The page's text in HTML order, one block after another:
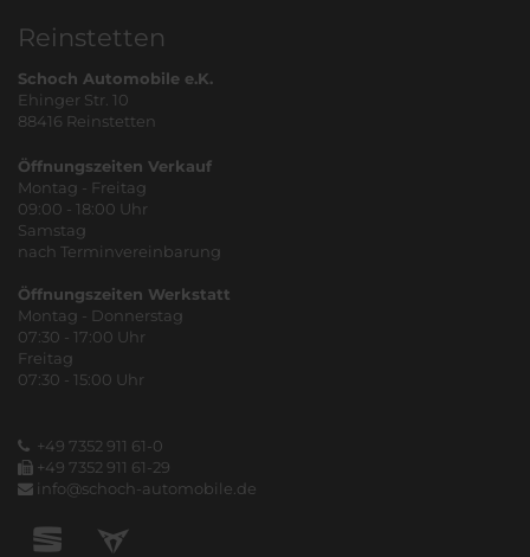
Reinstetten
Schoch Automobile e.K.
Ehinger Str. 10
88416 Reinstetten
Öffnungszeiten Verkauf
Montag - Freitag
09:00 - 18:00 Uhr
Samstag
nach Terminvereinbarung
Öffnungszeiten Werkstatt
Montag - Donnerstag
07:30 - 17:00 Uhr
Freitag
07:30 - 15:00 Uhr
+49 7352 911 61-0
+49 7352 911 61-29
info@schoch-automobile.de